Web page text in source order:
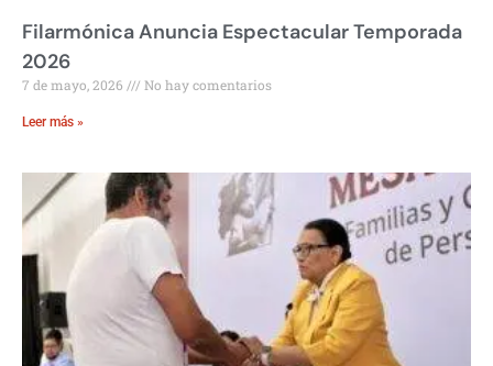
Filarmónica Anuncia Espectacular Temporada
2026
7 de mayo, 2026 No hay comentarios
Leer más »